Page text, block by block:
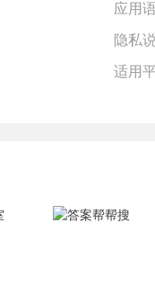
应用
隐私
适用